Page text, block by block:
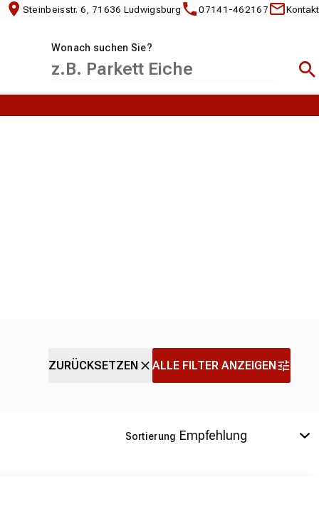
Steinbeisstr. 6, 71636 Ludwigsburg 07141-462167 Kontakt
Wonach suchen Sie?
ZURÜCKSETZEN ALLE FILTER ANZEIGEN
Sortierung